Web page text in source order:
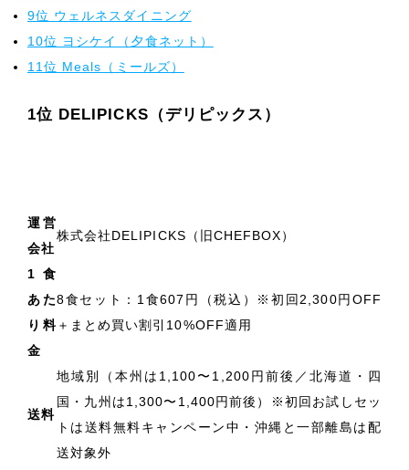
9位 ウェルネスダイニング
10位 ヨシケイ（夕食ネット）
11位 Meals（ミールズ）
1位 DELIPICKS（デリピックス）
運営
会社
株式会社DELIPICKS（旧CHEFBOX）
1食
あた
り料
金
8食セット：1食607円（税込）※初回2,300円OFF
＋まとめ買い割引10%OFF適用
送料
地域別（本州は1,100〜1,200円前後／北海道・四
国・九州は1,300〜1,400円前後）※初回お試しセッ
トは送料無料キャンペーン中・沖縄と一部離島は配
送対象外